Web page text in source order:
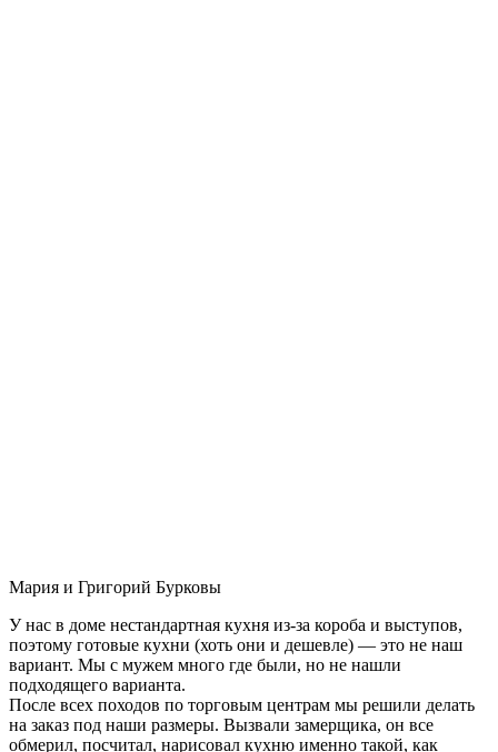
Мария и Григорий Бурковы
У нас в доме нестандартная кухня из-за короба и выступов,
поэтому готовые кухни (хоть они и дешевле) — это не наш
вариант. Мы с мужем много где были, но не нашли
подходящего варианта.
После всех походов по торговым центрам мы решили делать
на заказ под наши размеры. Вызвали замерщика, он все
обмерил, посчитал, нарисовал кухню именно такой, как